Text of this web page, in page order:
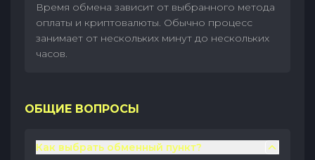
Время обмена зависит от выбранного метода
оплаты и криптовалюты. Обычно процесс
занимает от нескольких минут до нескольких
часов.
ОБЩИЕ ВОПРОСЫ
Как выбрать обменный пункт?